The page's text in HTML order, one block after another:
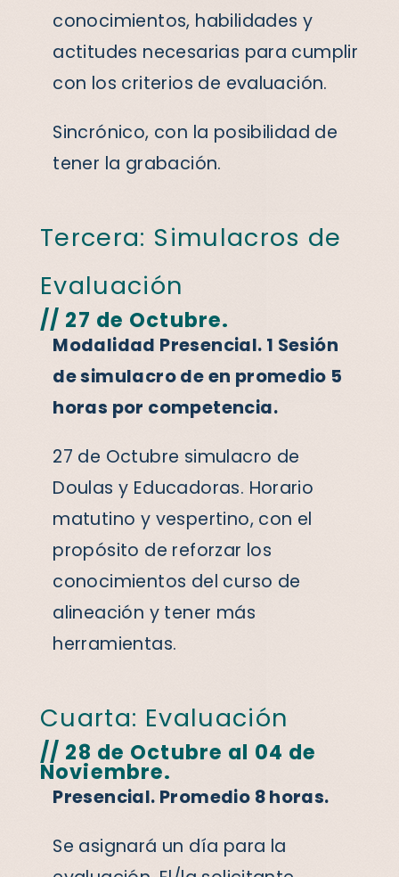
conocimientos, habilidades y
actitudes necesarias para cumplir
con los criterios de evaluación.
Sincrónico, con la posibilidad de
tener la grabación.
Tercera: Simulacros de
Evaluación
// 27 de Octubre.
Modalidad Presencial. 1 Sesión
de simulacro de en promedio 5
horas por competencia.
27 de Octubre simulacro de
Doulas y Educadoras. Horario
matutino y vespertino, con el
propósito de reforzar los
conocimientos del curso de
alineación y tener más
herramientas.
Cuarta: Evaluación
// 28 de Octubre al 04 de
Noviembre.
Presencial. Promedio 8 horas.
Se asignará un día para la